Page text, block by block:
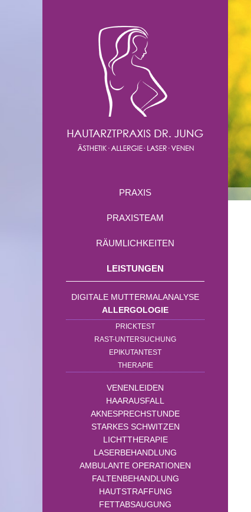
PRAXIS
PRAXISTEAM
RÄUMLICHKEITEN
LEISTUNGEN
DIGITALE MUTTERMALANALYSE
ALLERGOLOGIE
PRICKTEST
RAST-UNTERSUCHUNG
EPIKUTANTEST
THERAPIE
VENENLEIDEN
HAARAUSFALL
AKNESPRECHSTUNDE
STARKES SCHWITZEN
LICHTTHERAPIE
LASERBEHANDLUNG
AMBULANTE OPERATIONEN
FALTENBEHANDLUNG
HAUTSTRAFFUNG
FETTABSAUGUNG